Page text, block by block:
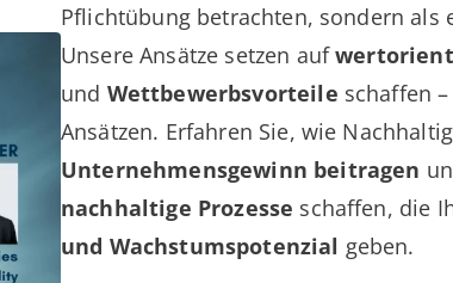
Pflichtübung betrachten, sondern als
Unsere Ansätze setzen auf
und Wettbewerbsvorteile schaffen
Ansätzen. Erfahren Sie, wie
Unternehmensgewinn beitragen
nachhaltige Prozesse schaffen, die
und Wachstumspotenzial geben.